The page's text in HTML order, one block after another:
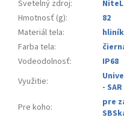
Svetelný zdroj:
Hmotnosť (g):
82
Materiál tela:
hliník
Farba tela:
Vodeodolnosť:
IP68
Využitie:
- SAR
Pre koho: pre